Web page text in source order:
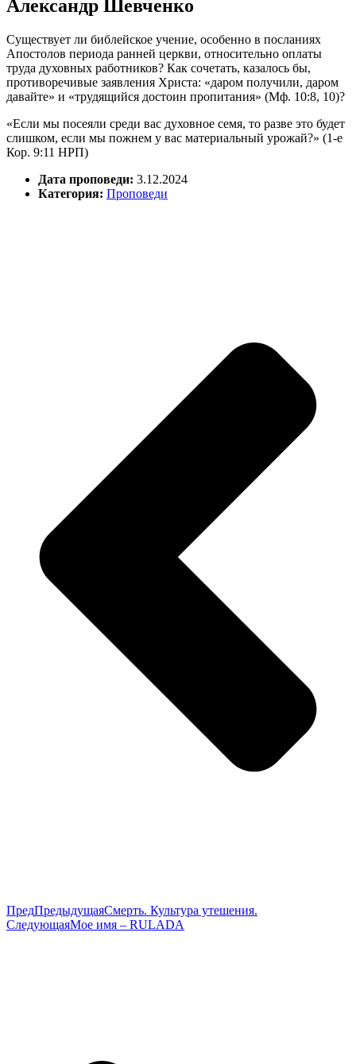
Александр Шевченко
Существует ли библейское учение, особенно в посланиях
Апостолов периода ранней церкви, относительно оплаты
труда духовных работников? Как сочетать, казалось бы,
противоречивые заявления Христа: «даром получили, даром
давайте» и «трудящийся достоин пропитания» (Мф. 10:8, 10)?
«Если мы посеяли среди вас духовное семя, то разве это будет
слишком, если мы пожнем у вас материальный урожай?» (1-е
Кор. 9:11 НРП)
Дата проповеди: 3.12.2024
Категория: Проповеди
ПредПредыдущаяСмерть. Культура утешения.
СледующаяМое имя – RULADA